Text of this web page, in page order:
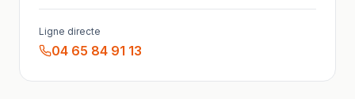
Ligne directe
04 65 84 91 13